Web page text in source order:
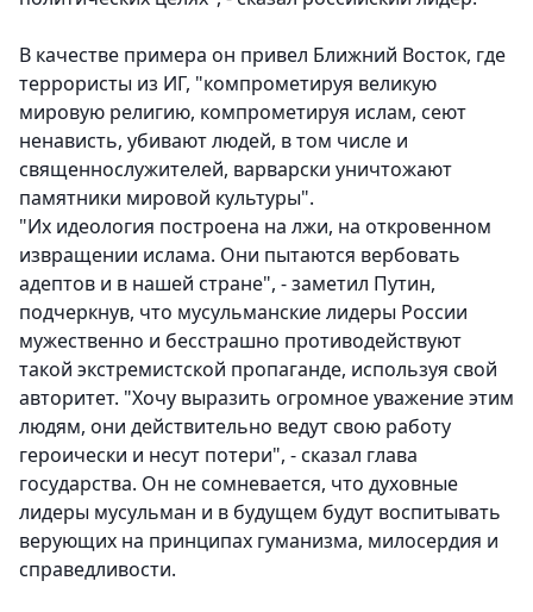
В качестве примера он привел Ближний Восток, где
террористы из ИГ, "компрометируя великую
мировую религию, компрометируя ислам, сеют
ненависть, убивают людей, в том числе и
священнослужителей, варварски уничтожают
памятники мировой культуры".
"Их идеология построена на лжи, на откровенном
извращении ислама. Они пытаются вербовать
адептов и в нашей стране", - заметил Путин,
подчеркнув, что мусульманские лидеры России
мужественно и бесстрашно противодействуют
такой экстремистской пропаганде, используя свой
авторитет. "Хочу выразить огромное уважение этим
людям, они действительно ведут свою работу
героически и несут потери", - сказал глава
государства. Он не сомневается, что духовные
лидеры мусульман и в будущем будут воспитывать
верующих на принципах гуманизма, милосердия и
справедливости.